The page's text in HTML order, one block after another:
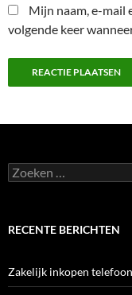
Mijn naam, e-mail
volgende keer
Zoeken
naar:
RECENTE BERICHTEN
Zakelijk inkopen